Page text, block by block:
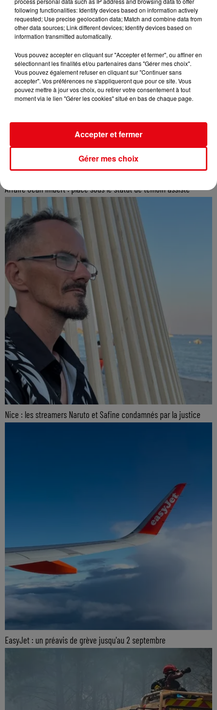
Affaire Jean Imbert : placé sous le statut de témoin assisté
Nice : les streamers Naruto et Safine condamnés par la justice
EasyJet : un préavis de grève jusqu'au 2 septembre
following functionalities: Identify devices based on information actively
requested; Use precise geolocation data; Match and combine data from
other data sources; Link different devices; Identify devices based on
information transmitted automatically.
Vous pouvez accepter en cliquant sur "Accepter et fermer", ou affiner en
sélectionnant les finalités et/ou partenaires dans "Gérer mes choix".
Vous pouvez également refuser en cliquant sur "Continuer sans
accepter". Vos préférences ne s'appliqueront que pour ce site. Vous
pouvez mettre à jour vos choix, ou retirer votre consentement à tout
moment via le lien "Gérer les cookies" situé en bas de chaque page.
Gérer mes choix
Accepter et fermer